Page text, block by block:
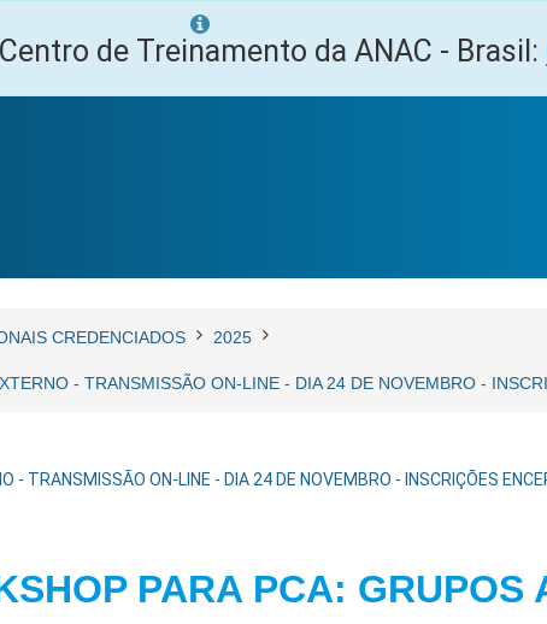
de Treinamento da ANAC - Brasil:
CREDENCIADOS 2025
- TRANSMISSÃO ON-LINE - DIA 24 DE NOVEMBRO -
- TRANSMISSÃO ON-LINE - DIA 24 DE NOVEMBRO - INSCRIÇÕES
PARA PCA: